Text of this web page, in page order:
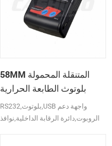
58MM المتنقلة المحمولة
بلوتوث الطابعة الحرارية
PTP-II
RS232,بلوتوث,USB واجهة دعم
الروبوت,دائرة الرقابة الداخلية,نوافذ